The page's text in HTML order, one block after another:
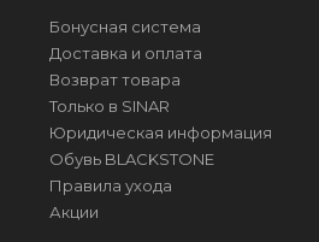
Бонусная система
Доставка и оплата
Возврат товара
Только в SINAR
Юридическая информация
Обувь BLACKSTONE
Правила ухода
Акции